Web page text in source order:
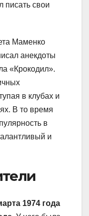
писать свои
Маменко
анекдоты
«Крокодил».
в клубах и
В то время
в
и
1974 года